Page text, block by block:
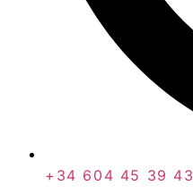
+34 604 45 39 43